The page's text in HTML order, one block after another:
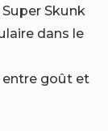
Skunk
dans le
entre goût et